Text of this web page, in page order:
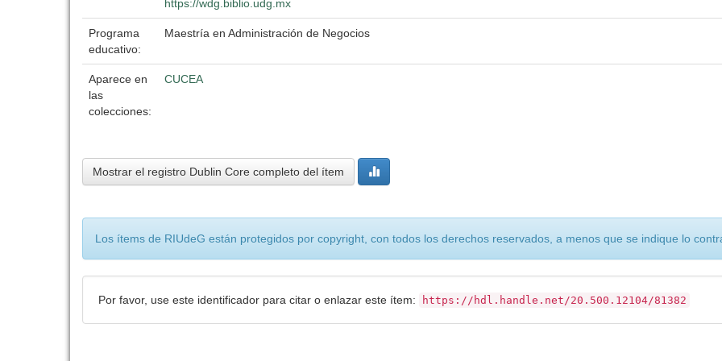
https://wdg.biblio.udg.mx
Programa
educativo:
Maestría en Administración de Negocios
Aparece en
las
colecciones:
CUCEA
Mostrar el registro Dublin Core completo del ítem
Los ítems de RIUdeG están protegidos por copyright, con todos los derechos reservados, a menos que se indique lo
Por favor, use este identificador para citar o enlazar este ítem: https://hdl.handle.net/20.500.12104/81382